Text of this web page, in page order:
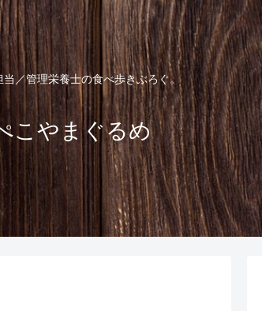
当／管理栄養士の食べ歩きぶろぐ。
こやまぐるめ